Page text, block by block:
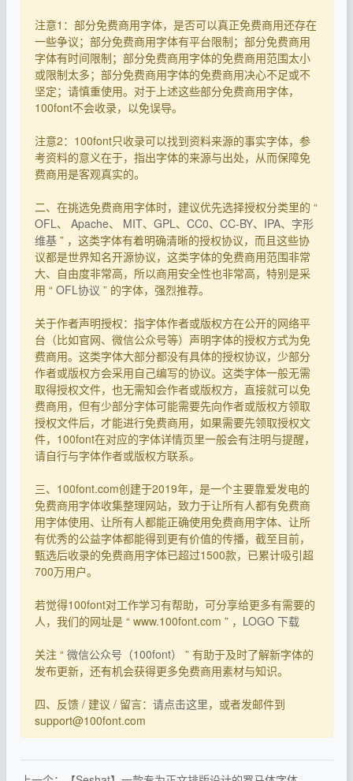
注意1：部分免费商用字体，是否可以真正免费商用还存在
一些争议；部分免费商用字体有平台限制；部分免费商用
字体有时间限制；部分免费商用字体的免费商用范围太小
或限制太多；部分免费商用字体的免费商用决心不足或不
坚定；请慎重使用。对于上述这些部分免费商用字体，
100font不会收录，以免误导。
注意2：100font只收录可以找到资料来源的事实字体，参
考资料的意义在于，指出字体的来源与出处，从而保障免
费商用是客观真实的。
二、在挑选免费商用字体时，建议优先选择授权分类里的 “
OFL 、 Apache、 MIT、 GPL 、 CC0、 CC-BY、 IPA、 字形
维基 ” ，这类字体有着明确清晰的授权协议，而且这些协
议都是世界知名开源协议，这类字体的免费商用范围非常
大、自由度非常高，所以商用安全性也非常高，特别是采
用 “ OFL协议 ” 的字体，强烈推荐。
关于作者声明授权：指字体作者或版权方在公开的网络平
台（比如官网、微信公众号等）声明字体的授权方式为免
费商用。这类字体大部分都没有具体的授权协议，少部分
作者或版权方会采用自己编写的协议。这类字体一般无需
取得授权文件，也无需知会作者或版权方，直接就可以免
费商用，但有少部分字体可能需要先向作者或版权方领取
授权文件后，才能进行免费商用，如果需要先领取授权文
件，100font在对应的字体详情页里一般会有注明与提醒，
请自行与字体作者或版权方联系。
三、100font.com创建于2019年，是一个主要靠爱发电的
免费商用字体收集整理网站，致力于让所有人都有免费商
用字体使用、让所有人都能正确使用免费商用字体、让所
有优秀的公益字体都能得到更有价值的传播，截至目前，
甄选后收录的免费商用字体已超过1500款，已累计吸引超
700万用户。
若觉得100font对工作学习有帮助，可分享给更多有需要的
人，我们的网址是 “ www.100font.com ” ， LOGO 下载
关注 “ 微信公众号（100font）
” 有助于及时了解新字体的
发布更新，还有机会获得更多免费商用素材与知识。
四、反馈 / 建议 / 留言： 请点击这里，或者发邮件到
support@100font.com